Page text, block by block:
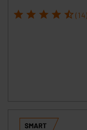
1 2 3 4 5 (14)